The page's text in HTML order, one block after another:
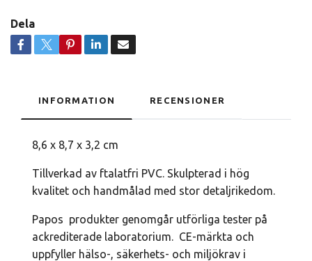
Dela
INFORMATION RECENSIONER
8,6 x 8,7 x 3,2 cm
Tillverkad av ftalatfri PVC. Skulpterad i hög
kvalitet och handmålad med stor detaljrikedom.
Papos produkter genomgår utförliga tester på
ackrediterade laboratorium. CE-märkta och
uppfyller hälso-, säkerhets- och miljökrav i